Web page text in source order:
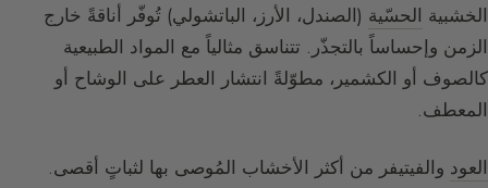
الخشبية الحسّية (الصندل، الأرز، الباتشولي) تُوفّر أناقةً خارج
الزمن وإحساساً بالتجذّر. تتناسق مثالياً مع المواد الطبيعية
كالصوف أو الكشمير، مطوّلةً انتشار العطر على الوشاح أو
المعطف.
العود والفيتيفر من أكثر الأخشاب المُوصى بها لثباتٍ أقصى.